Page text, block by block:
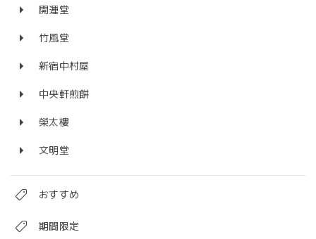
開運堂
竹風堂
新宿中村屋
中央軒煎餅
榮太樓
文明堂
おすすめ
期間限定